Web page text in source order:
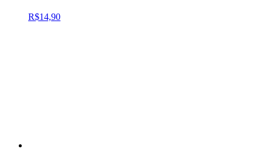
R$14,90